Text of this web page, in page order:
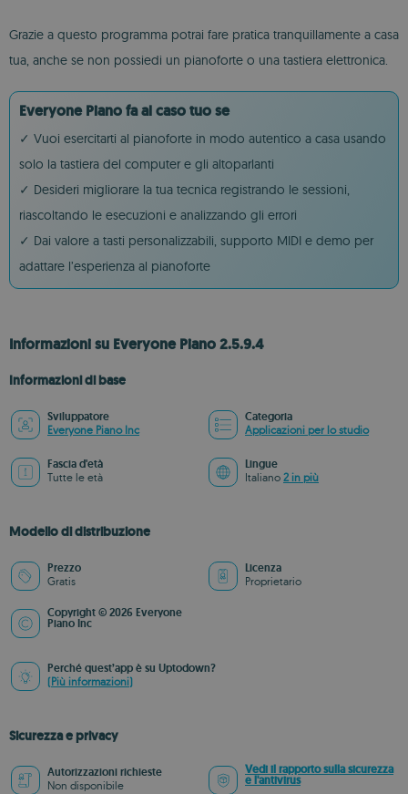
Grazie a questo programma potrai fare pratica tranquillamente a casa
tua, anche se non possiedi un pianoforte o una tastiera elettronica.
Everyone Piano fa al caso tuo se
✓ Vuoi esercitarti al pianoforte in modo autentico a casa usando
solo la tastiera del computer e gli altoparlanti
✓ Desideri migliorare la tua tecnica registrando le sessioni,
riascoltando le esecuzioni e analizzando gli errori
✓ Dai valore a tasti personalizzabili, supporto MIDI e demo per
adattare l’esperienza al pianoforte
Informazioni su Everyone Piano 2.5.9.4
Informazioni di base
Sviluppatore
Everyone Piano Inc
Categoria
Applicazioni per lo studio
Fascia d'età
Tutte le età
Lingue
Italiano 2 in più
Modello di distribuzione
Prezzo
Gratis
Licenza
Proprietario
Copyright © 2026 Everyone
Piano Inc
Perché quest’app è su Uptodown?
(Più informazioni)
Sicurezza e privacy
Autorizzazioni richieste
Non disponibile
Vedi il rapporto sulla sicurezza
e l'antivirus